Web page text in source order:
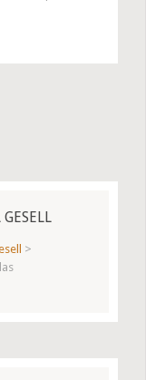
>